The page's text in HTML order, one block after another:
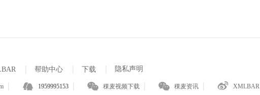
| 帮助中心 | 下载 | 隐私声明
| 1959995153 | 稞麦视频下载 | 稞麦资讯 | XMLBAR